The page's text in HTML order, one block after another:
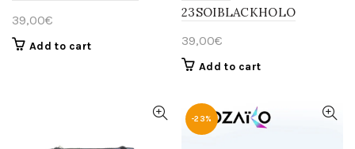
39,00€
Add to cart
23SOIBLACKHOLO
39,00€
Add to cart
-23%